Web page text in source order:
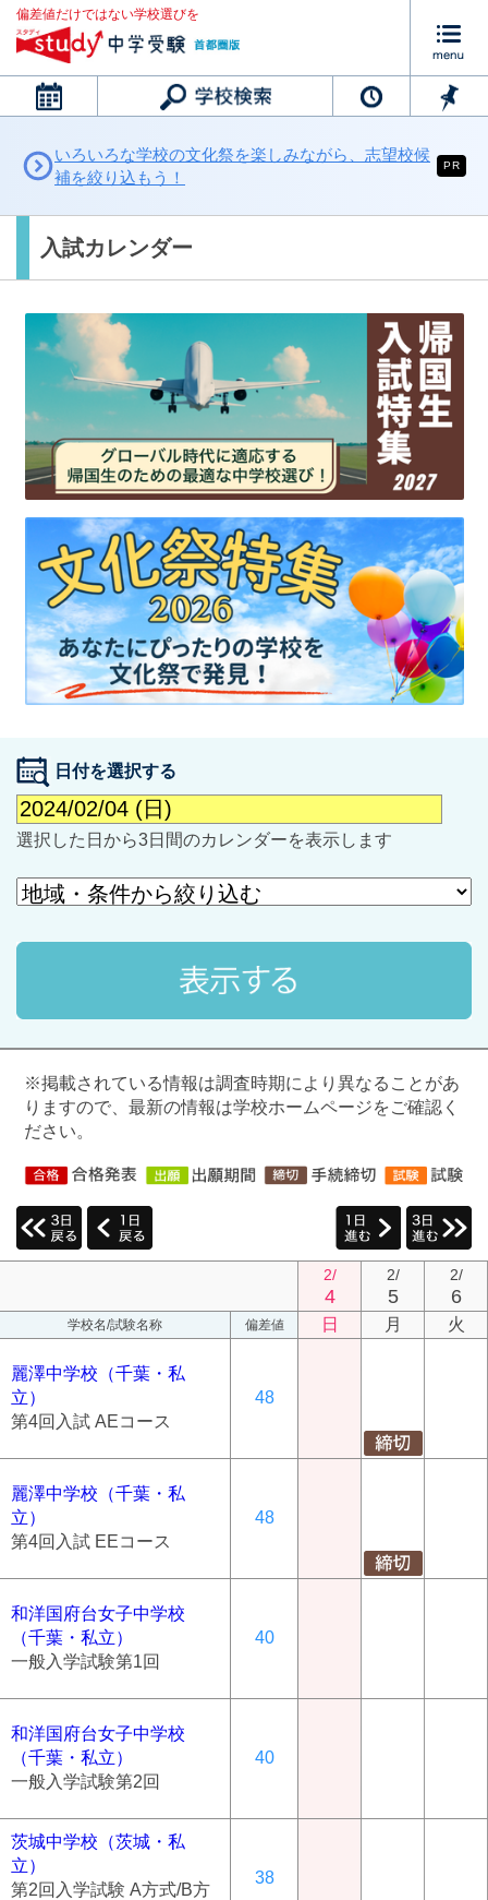
偏差値だけではない学校選びを
カレンダー
最近見た学校
学校閲覧履歴はありません
ブックマークした学校
ブックマークした学校はありません
いろいろな学校の文化祭を楽しみながら、志望校候
補を絞り込もう！
PR
入試カレンダー
日付を選択する
選択した日から3日間のカレンダーを表示します
※掲載されている情報は調査時期により異なることがあ
りますので、最新の情報は学校ホームページをご確認く
ださい。
2/
4
2/
5
2/
6
学校名/試験名称 偏差値 日 月 火
麗澤中学校（千葉・私
立）
第4回入試 AEコース
48
麗澤中学校（千葉・私
立）
第4回入試 EEコース
48
和洋国府台女子中学校
（千葉・私立）
一般入学試験第1回
40
和洋国府台女子中学校
（千葉・私立）
一般入学試験第2回
40
茨城中学校（茨城・私
立）
第2回入学試験 A方式/B方
38